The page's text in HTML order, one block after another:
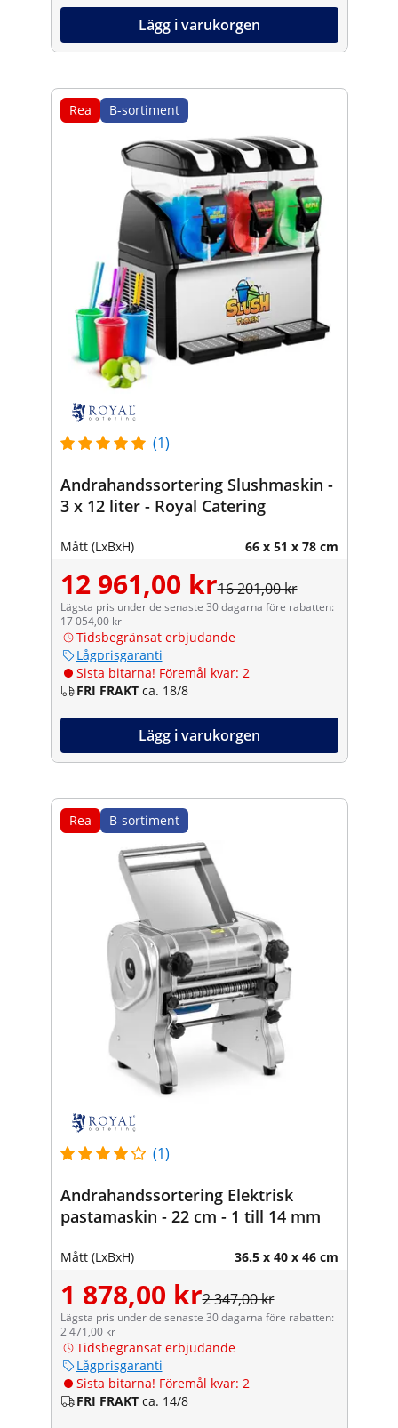
Lägg i varukorgen
Rea B-sortiment
(1)
Andrahandssortering Slushmaskin -
3 x 12 liter - Royal Catering
Mått (LxBxH) 66 x 51 x 78 cm
12 961,00 kr16 201,00 kr
Lägsta pris under de senaste 30 dagarna före rabatten:
17 054,00 kr
Tidsbegränsat erbjudande
Lågprisgaranti
Sista bitarna! Föremål kvar: 2
FRI FRAKT ca. 18/8
Lägg i varukorgen
Rea B-sortiment
(1)
Andrahandssortering Elektrisk
pastamaskin - 22 cm - 1 till 14 mm
Mått (LxBxH) 36.5 x 40 x 46 cm
1 878,00 kr2 347,00 kr
Lägsta pris under de senaste 30 dagarna före rabatten:
2 471,00 kr
Tidsbegränsat erbjudande
Lågprisgaranti
Sista bitarna! Föremål kvar: 2
FRI FRAKT ca. 14/8